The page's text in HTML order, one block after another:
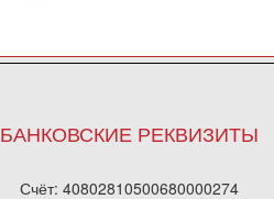
БАНКОВСКИЕ РЕКВИЗИТЫ
Счёт: 40802810500680000274